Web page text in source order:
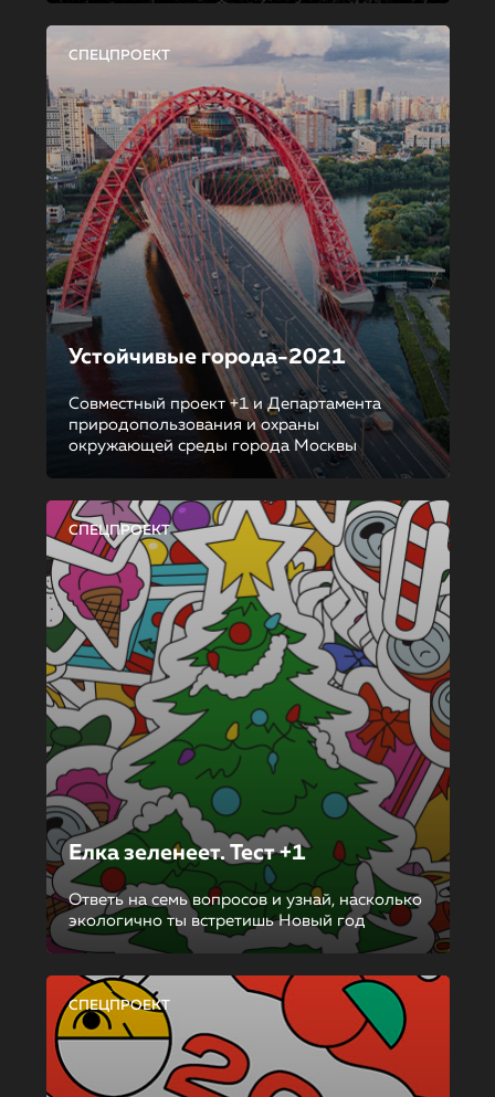
СПЕЦПРОЕКТ
Устойчивые города-2021
Совместный проект +1 и Департамента
природопользования и охраны
окружающей среды города Москвы
СПЕЦПРОЕКТ
Елка зеленеет. Тест +1
Ответь на семь вопросов и узнай, насколько
экологично ты встретишь Новый год
СПЕЦПРОЕКТ